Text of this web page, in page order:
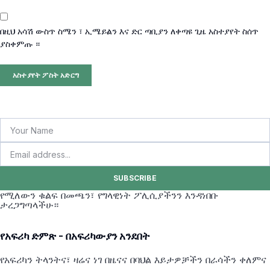
በዚህ አሳሽ ውስጥ ስሜን ፣ ኢሜይልን እና ድር ጣቢያን ለቀጣዩ ጊዜ አስተያየት ስሰጥ
ያስቀምጡ ።
SUBSCRIBE
የሚለውን ቁልፍ በመጫን፣ የግላዊነት ፖሊሲያችንን እንዳነበቡ
ታረጋግጣላችሁ።
የአፍሪካ ድምጽ - በአፍሪካውያን አንደበት
የአፍሪካን ትላንትና፣ ዛሬና ነገ በዜናና በባህል እይታዎቻችን በራሳችን ቀለምና